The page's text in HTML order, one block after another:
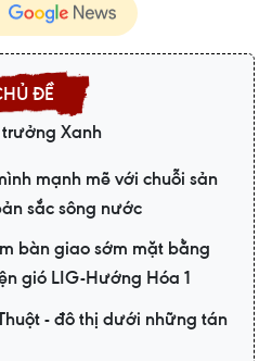
Xanh
mạnh mẽ với chuỗi sản
sắc sông nước
bàn giao sớm mặt bằng
gió LIG-Hướng Hóa 1
- đô thị dưới những tán